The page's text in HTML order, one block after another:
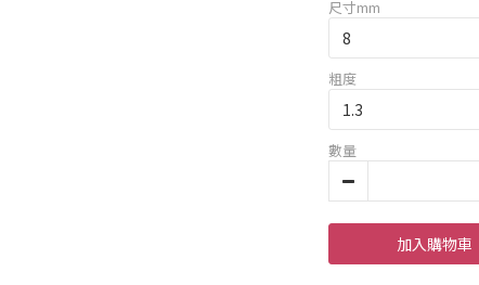
尺寸mm
粗度
數量
加入購物車